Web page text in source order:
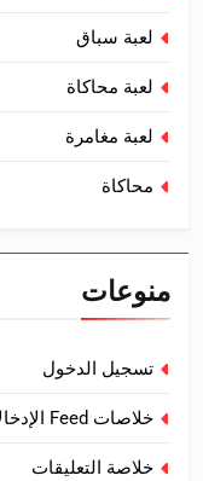
لعبة سباق
لعبة محاكاة
لعبة مغامرة
محاكاة
منوعات
تسجيل الدخول
خلاصات Feed الإدخالات
خلاصة التعليقات